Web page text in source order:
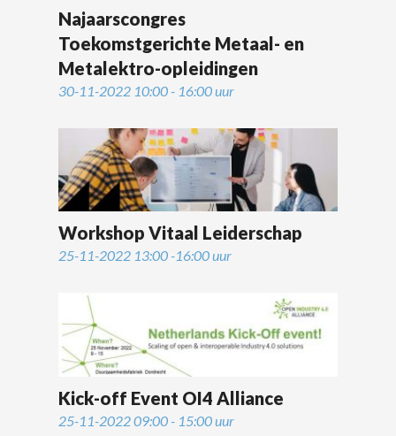
Najaarscongres
Toekomstgerichte Metaal- en
Metalektro-opleidingen
30-11-2022 10:00 - 16:00 uur
Workshop Vitaal Leiderschap
25-11-2022 13:00 -16:00 uur
Kick-off Event OI4 Alliance
25-11-2022 09:00 - 15:00 uur